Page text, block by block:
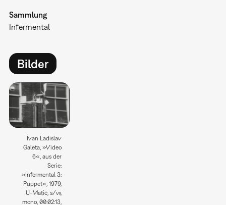
Sammlung
Infermental
Bilder
Ivan Ladislav
Galeta, »Video
6«, aus der
Serie:
»Infermental 3:
Puppet«, 1979,
U-Matic, s/w,
mono, 00:02:13,